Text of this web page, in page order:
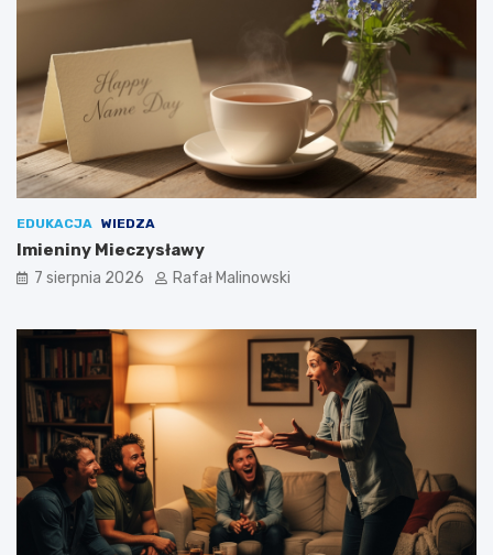
EDUKACJA WIEDZA
Imieniny Mieczysławy
7 sierpnia 2026 Rafał Malinowski